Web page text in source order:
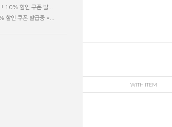
10% 할인 쿠폰 발...
할인 쿠폰 발급중 *...
WITH ITEM